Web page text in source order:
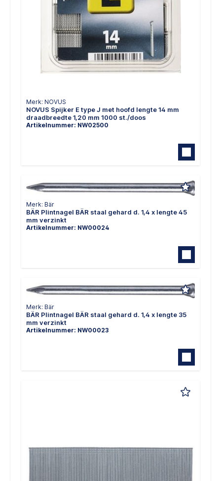
Merk: NOVUS
NOVUS Spijker E type J met hoofd lengte 14 mm
draadbreedte 1,20 mm 1000 st./doos
Artikelnummer: NW02500
Merk: Bär
BÄR Plintnagel BÄR staal gehard d. 1,4 x lengte 45
mm verzinkt
Artikelnummer: NW00024
Merk: Bär
BÄR Plintnagel BÄR staal gehard d. 1,4 x lengte 35
mm verzinkt
Artikelnummer: NW00023